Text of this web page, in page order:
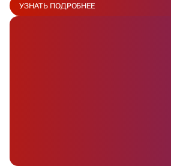
УЗНАТЬ ПОДРОБНЕЕ